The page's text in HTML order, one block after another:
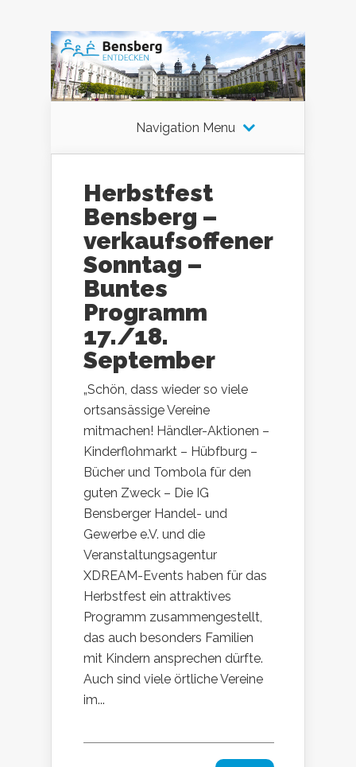
Navigation Menu
Herbstfest
Bensberg –
verkaufsoffener
Sonntag –
Buntes
Programm
17./18.
September
„Schön, dass wieder so viele
ortsansässige Vereine
mitmachen! Händler-Aktionen –
Kinderflohmarkt – Hübfburg –
Bücher und Tombola für den
guten Zweck – Die IG
Bensberger Handel- und
Gewerbe e.V. und die
Veranstaltungsagentur
XDREAM-Events haben für das
Herbstfest ein attraktives
Programm zusammengestellt,
das auch besonders Familien
mit Kindern ansprechen dürfte.
Auch sind viele örtliche Vereine
im...